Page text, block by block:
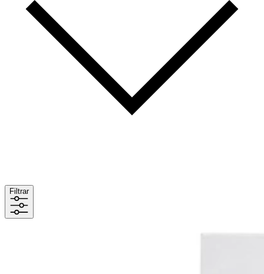
Filtrar